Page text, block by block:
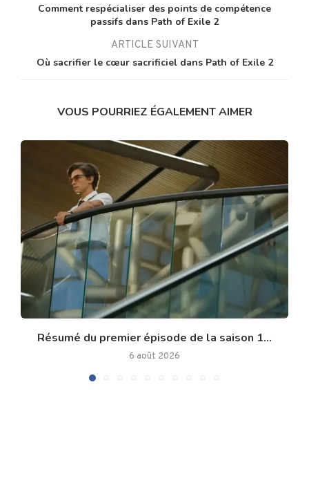
Comment respécialiser des points de compétence
passifs dans Path of Exile 2
ARTICLE SUIVANT
Où sacrifier le cœur sacrificiel dans Path of Exile 2
VOUS POURRIEZ ÉGALEMENT AIMER
Résumé du premier épisode de la saison 1...
6 août 2026